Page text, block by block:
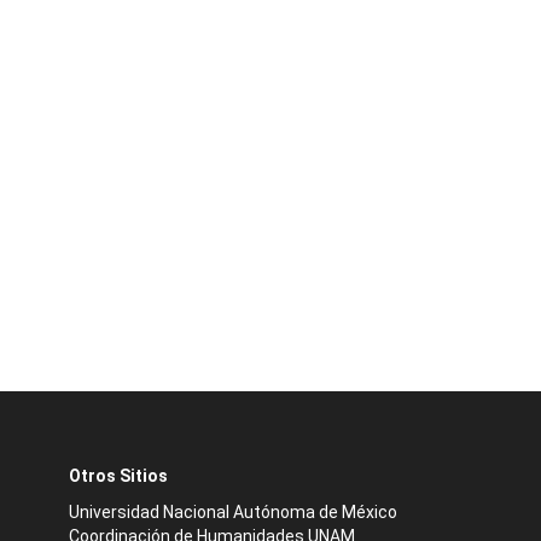
Otros Sitios
Universidad Nacional Autónoma de México
Coordinación de Humanidades UNAM